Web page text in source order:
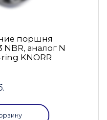
поршня
NBR, аналог N
KNORR